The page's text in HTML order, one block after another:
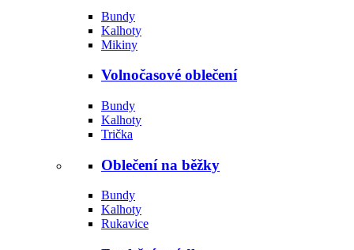
Bundy
Kalhoty
Mikiny
Volnočasové oblečení
Bundy
Kalhoty
Trička
Oblečení na běžky
Bundy
Kalhoty
Rukavice